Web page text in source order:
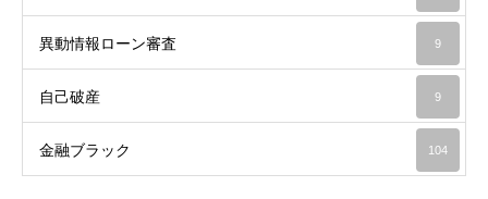
異動情報ローン審査 9
自己破産 9
金融ブラック 104